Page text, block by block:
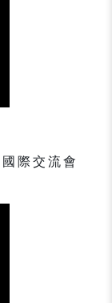
際交流會